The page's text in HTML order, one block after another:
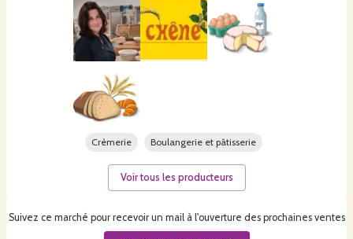
Suivez ce marché pour recevoir un mail à l'ouverture des prochaines ventes
Crèmerie Boulangerie et pâtisserie
Voir tous les producteurs